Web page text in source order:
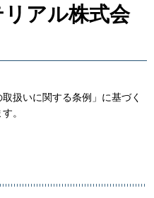
アル株式会
扱いに関する条例」に基づく
。